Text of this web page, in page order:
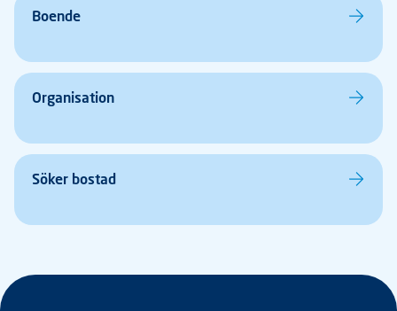
Boende
Organisation
Söker bostad